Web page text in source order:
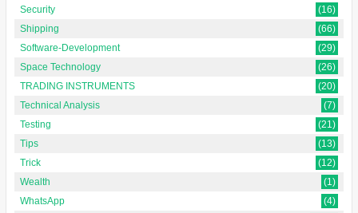
Security
(16)
Shipping
(66)
Software-Development
(29)
Space Technology
(26)
TRADING INSTRUMENTS
(20)
Technical Analysis
(7)
Testing
(21)
Tips
(13)
Trick
(12)
Wealth
(1)
WhatsApp
(4)